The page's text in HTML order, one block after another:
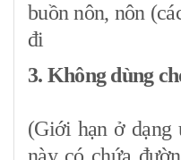
buồn nôn, nôn
đi
3. Không dùng
(Giới hạn ở dạng